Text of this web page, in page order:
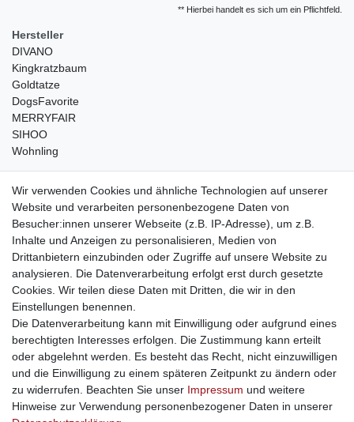
** Hierbei handelt es sich um ein Pflichtfeld.
Hersteller
DIVANO
Kingkratzbaum
Goldtatze
DogsFavorite
MERRYFAIR
SIHOO
Wohnling
weitere Shops
traumlampen- Lampen und Kronleuchter
kinderwagencenter- Exklusive und günstige Kinderwagen
gastrogeraete24- alles für Gastronomie und Imbiss
soziale Medien
Facebook
sicher einkaufen
Sichere Bestellung und Zahlung via SSL Verschlüsselung
Wir verwenden Cookies und ähnliche Technologien auf unserer
Website und verarbeiten personenbezogene Daten von
Besucher:innen unserer Webseite (z.B. IP-Adresse), um z.B.
Inhalte und Anzeigen zu personalisieren, Medien von
Drittanbietern einzubinden oder Zugriffe auf unsere Website zu
analysieren. Die Datenverarbeitung erfolgt erst durch gesetzte
Cookies. Wir teilen diese Daten mit Dritten, die wir in den
Einstellungen benennen.
Die Datenverarbeitung kann mit Einwilligung oder aufgrund eines
berechtigten Interesses erfolgen. Die Zustimmung kann erteilt
oder abgelehnt werden. Es besteht das Recht, nicht einzuwilligen
und die Einwilligung zu einem späteren Zeitpunkt zu ändern oder
zu widerrufen. Beachten Sie unser Impressum und weitere
Hinweise zur Verwendung personenbezogener Daten in unserer